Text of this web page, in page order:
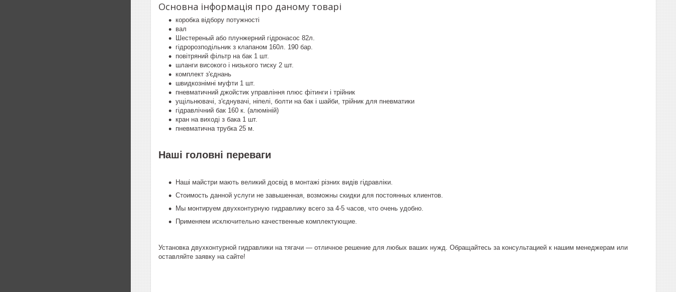
Основна інформація про даному товарі
коробка відбору потужності
вал
Шестереный або плунжерний гідронасос 82л.
гідророзподільник з клапаном 160л. 190 бар.
повітряний фільтр на бак 1 шт.
шланги високого і низького тиску 2 шт.
комплект з'єднань
швидкознімні муфти 1 шт.
пневматичний джойстик управління плюс фітинги і трійник
ущільнювачі, з'єднувачі, ніпелі, болти на бак і шайби, трійник для пневматики
гідравлічний бак 160 к. (алюміній)
кран на виході з бака 1 шт.
пневматична трубка 25 м.
Наші головні переваги
Наші майстри мають великий досвід в монтажі різних видів гідравліки.
Стоимость данной услуги не завышенная, возможны скидки для постоянных клиентов.
Мы монтируем двухконтурную гидравлику всего за 4-5 часов, что очень удобно.
Применяем исключительно качественные комплектующие.
Установка двухконтурной гидравлики на тягачи — отличное решение для любых ваших нужд. Обращайтесь за консультацией к нашим менеджерам или
оставляйте заявку на сайте!